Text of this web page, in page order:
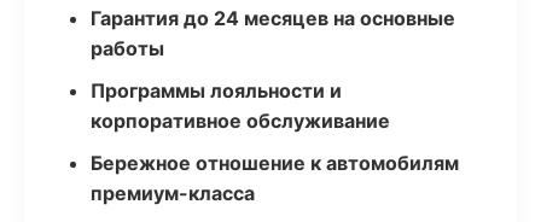
Гарантия до 24 месяцев на основные
работы
Программы лояльности и
корпоративное обслуживание
Бережное отношение к автомобилям
премиум-класса